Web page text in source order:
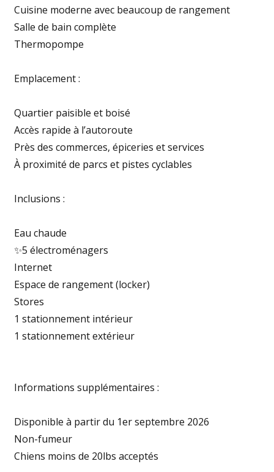
Cuisine moderne avec beaucoup de rangement
Salle de bain complète
Thermopompe
Emplacement :
Quartier paisible et boisé
Accès rapide à l’autoroute
Près des commerces, épiceries et services
À proximité de parcs et pistes cyclables
Inclusions :
Eau chaude
✨5 électroménagers
Internet
Espace de rangement (locker)
Stores
1 stationnement intérieur
1 stationnement extérieur
Informations supplémentaires :
Disponible à partir du 1er septembre 2026
Non-fumeur
Chiens moins de 20lbs acceptés